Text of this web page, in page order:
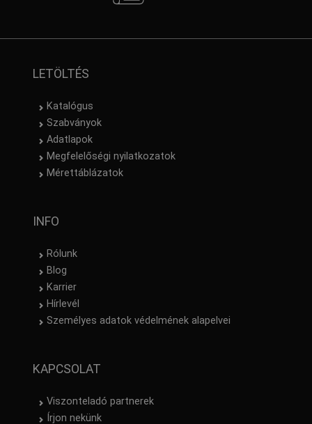
LETÖLTÉS
Katalógus
Szabványok
Adatlapok
Megfelelőségi nyilatkozatok
Mérettáblázatok
INFO
Rólunk
Blog
Karrier
Hírlevél
Személyes adatok védelmének alapelvei
KAPCSOLAT
Viszonteladó partnerek
Írjon nekünk